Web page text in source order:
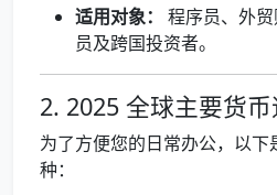
适用对象：
程序员、外
员及跨国投资者。
2. 2025 全球主要货
为了方便您的日常办公，以
种：